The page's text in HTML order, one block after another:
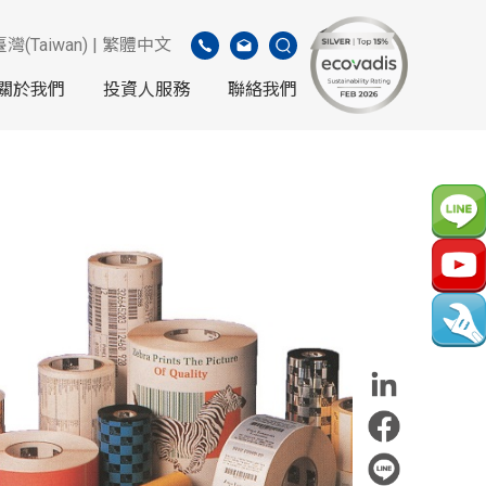
灣(Taiwan) | 繁體中文
於我們 投資人服務 聯絡我們